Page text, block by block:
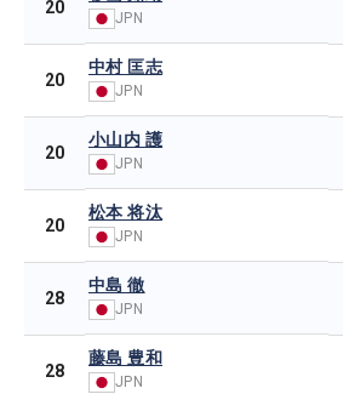
20
JPN
20
中村 匡志
JPN
20
小山内 護
JPN
20
松本 将汰
JPN
28
中島 徹
JPN
28
藤島 豊和
JPN